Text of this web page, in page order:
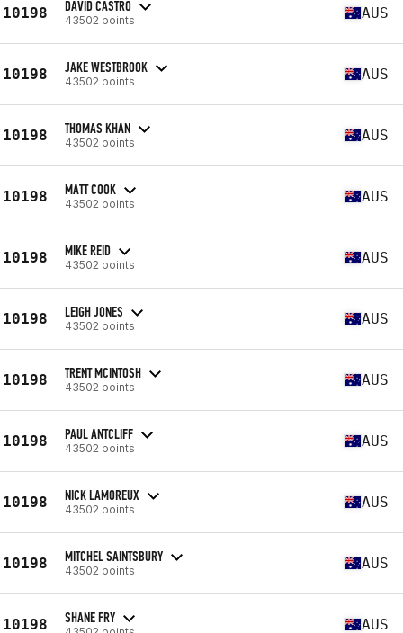
10198 DAVID CASTRO
43502 points AUS
10198 JAKE WESTBROOK
43502 points AUS
10198 THOMAS KHAN
43502 points AUS
10198 MATT COOK
43502 points AUS
10198 MIKE REID
43502 points AUS
10198 LEIGH JONES
43502 points AUS
10198 TRENT MCINTOSH
43502 points AUS
10198 PAUL ANTCLIFF
43502 points AUS
10198 NICK LAMOREUX
43502 points AUS
10198 MITCHEL SAINTSBURY
43502 points AUS
10198 SHANE FRY AUS